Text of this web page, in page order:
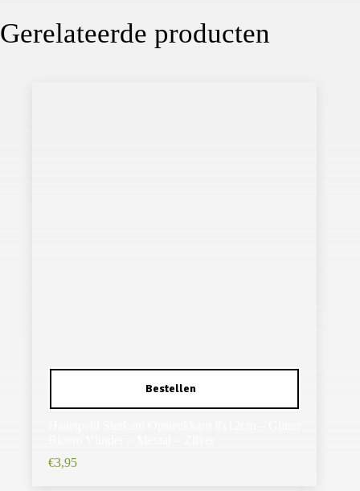
Gerelateerde producten
€3,95